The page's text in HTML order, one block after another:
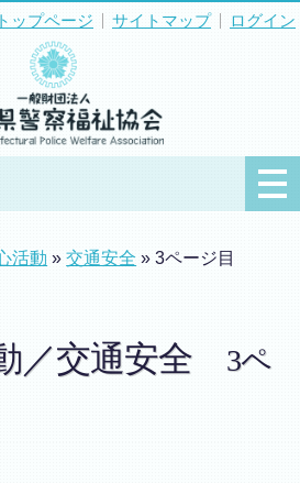
トップページ サイトマップ ログイン
活動 »交通安全 » 3ページ目
／交通安全
3ペ